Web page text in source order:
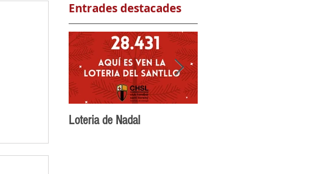
Entrades destacades
Loteria de Nadal